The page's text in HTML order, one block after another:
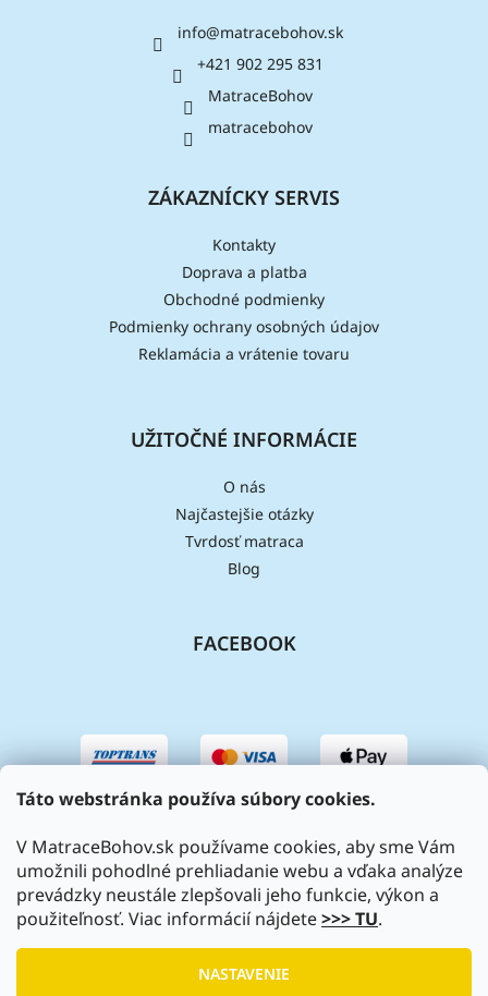
Táto webstránka používa súbory cookies.
V MatraceBohov.sk používame cookies, aby sme Vám
umožnili pohodlné prehliadanie webu a vďaka analýze
prevádzky neustále zlepšovali jeho funkcie, výkon a
použiteľnosť. Viac informácií nájdete>>> TU.
NASTAVENIE
info@matracebohov.sk
+421 902 295 831
MatraceBohov
matracebohov
ZÁKAZNÍCKY SERVIS
Kontakty
Doprava a platba
Obchodné podmienky
Podmienky ochrany osobných údajov
Reklamácia a vrátenie tovaru
UŽITOČNÉ INFORMÁCIE
O nás
Najčastejšie otázky
Tvrdosť matraca
Blog
FACEBOOK